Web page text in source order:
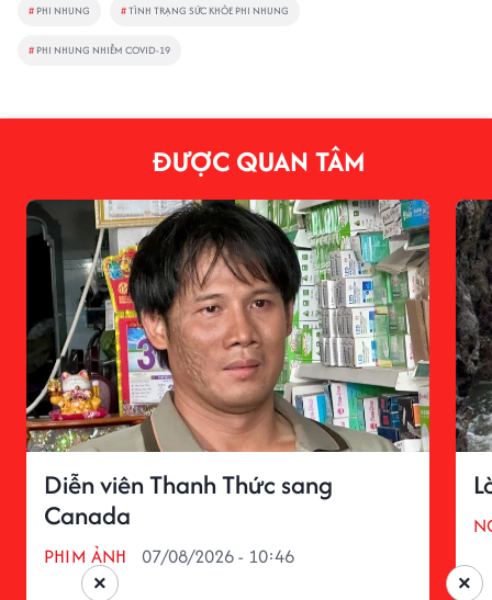
# PHI NHUNG #TÌNH TRẠNG SỨC KHỎE PHI NHUNG
# PHI NHUNG NHIỄM COVID-19
ĐƯỢC QUAN TÂM
Diễn viên Thanh Thức sang
Canada
PHIM ẢNH 07/08/2026 - 10:46
×
×